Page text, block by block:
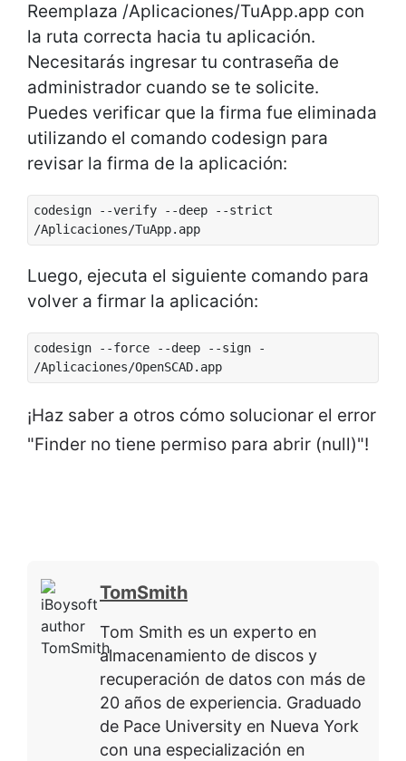
Reemplaza /Aplicaciones/TuApp.app con
la ruta correcta hacia tu aplicación.
Necesitarás ingresar tu contraseña de
administrador cuando se te solicite.
Puedes verificar que la firma fue eliminada
utilizando el comando codesign para
revisar la firma de la aplicación:
codesign --verify --deep --strict
/Aplicaciones/TuApp.app
Luego, ejecuta el siguiente comando para
volver a firmar la aplicación:
codesign --force --deep --sign -
/Aplicaciones/OpenSCAD.app
¡Haz saber a otros cómo solucionar el error
"Finder no tiene permiso para abrir (null)"!
TomSmith
Tom Smith es un experto en
almacenamiento de discos y
recuperación de datos con más de
20 años de experiencia. Graduado
de Pace University en Nueva York
con una especialización en